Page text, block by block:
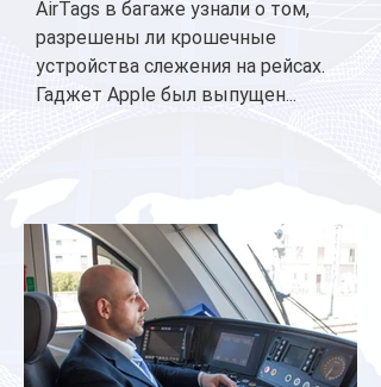
AirTags в багаже узнали о том,
разрешены ли крошечные
устройства слежения на рейсах.
Гаджет Apple был выпущен...